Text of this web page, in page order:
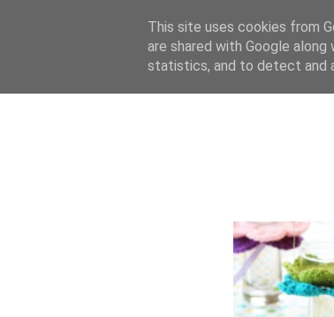
This site uses cookies from
are shared with Google
statistics, and to detect and